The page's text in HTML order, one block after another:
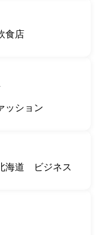
食店
ッション
海道 ビジネス